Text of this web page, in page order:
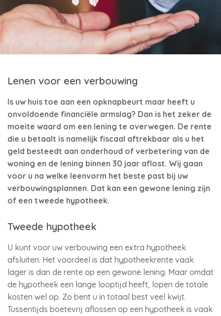
Lenen voor een verbouwing
Is uw huis toe aan een opknapbeurt maar heeft u
onvoldoende financiële armslag? Dan is het zeker de
moeite waard om een lening te overwegen. De rente
die u betaalt is namelijk fiscaal aftrekbaar als u het
geld besteedt aan onderhoud of verbetering van de
woning en de lening binnen 30 jaar aflost. Wij gaan
voor u na welke leenvorm het beste past bij uw
verbouwingsplannen. Dat kan een gewone lening zijn
of een tweede hypotheek.
Tweede hypotheek
U kunt voor uw verbouwing een extra hypotheek
afsluiten. Het voordeel is dat hypotheekrente vaak
lager is dan de rente op een gewone lening. Maar omdat
de hypotheek een lange looptijd heeft, lopen de totale
kosten wel op. Zo bent u in totaal best veel kwijt.
Tussentijds boetevrij aflossen op een hypotheek is vaak